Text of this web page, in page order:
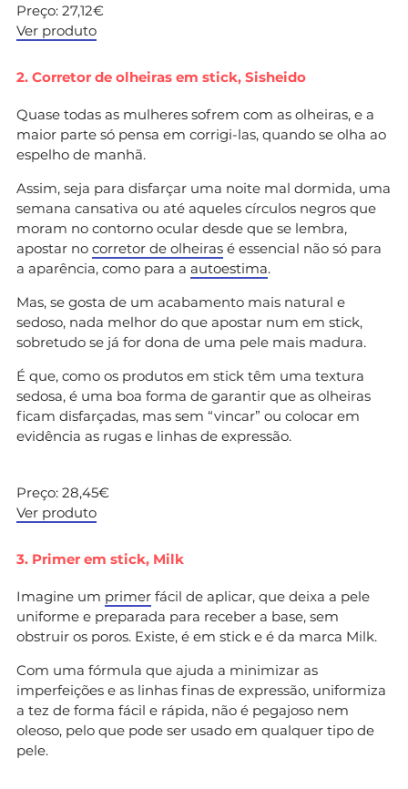
Preço: 27,12€
Ver produto
2. Corretor de olheiras em stick, Sisheido
Quase todas as mulheres sofrem com as olheiras, e a
maior parte só pensa em corrigi-las, quando se olha ao
espelho de manhã.
Assim, seja para disfarçar uma noite mal dormida, uma
semana cansativa ou até aqueles círculos negros que
moram no contorno ocular desde que se lembra,
apostar no corretor de olheiras é essencial não só para
a aparência, como para a autoestima.
Mas, se gosta de um acabamento mais natural e
sedoso, nada melhor do que apostar num em stick,
sobretudo se já for dona de uma pele mais madura.
É que, como os produtos em stick têm uma textura
sedosa, é uma boa forma de garantir que as olheiras
ficam disfarçadas, mas sem “vincar” ou colocar em
evidência as rugas e linhas de expressão.
Preço: 28,45€
Ver produto
3. Primer em stick, Milk
Imagine um primer fácil de aplicar, que deixa a pele
uniforme e preparada para receber a base, sem
obstruir os poros. Existe, é em stick e é da marca Milk.
Com uma fórmula que ajuda a minimizar as
imperfeições e as linhas finas de expressão, uniformiza
a tez de forma fácil e rápida, não é pegajoso nem
oleoso, pelo que pode ser usado em qualquer tipo de
pele.